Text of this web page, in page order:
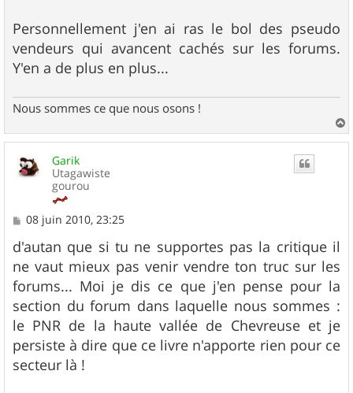
Personnellement j'en ai ras le bol des pseudo
vendeurs qui avancent cachés sur les forums.
Y'en a de plus en plus...
Nous sommes ce que nous osons !
a
Garik
Utagawiste
gourou
M
s
s
a
g
e
08 juin 2010, 23:25
d'autan que si tu ne supportes pas la critique il
ne vaut mieux pas venir vendre ton truc sur les
forums... Moi je dis ce que j'en pense pour la
section du forum dans laquelle nous sommes :
le PNR de la haute vallée de Chevreuse et je
persiste à dire que ce livre n'apporte rien pour ce
secteur là !